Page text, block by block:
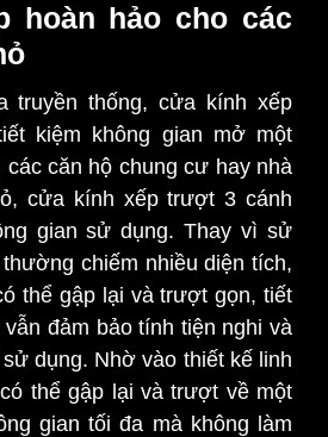
hoàn hảo cho các
truyền thống, cửa kính xếp
kiệm không gian mở một
các căn hộ chung cư hay nhà
cửa kính xếp trượt 3 cánh
gian sử dụng. Thay vì sử
chiếm nhiều diện tích,
thể gập lại và trượt gọn, tiết
đảm bảo tính tiện nghi và
dụng. Nhờ vào thiết kế linh
thể gập lại và trượt về một
gian tối đa mà không làm